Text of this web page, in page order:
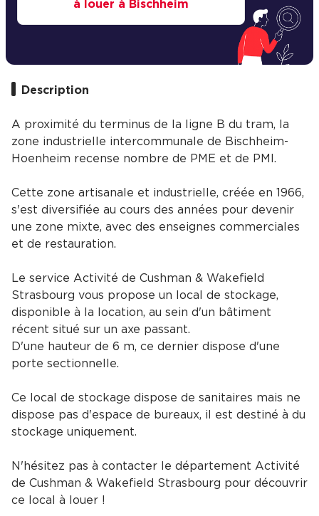
à louer à Bischheim
Description
A proximité du terminus de la ligne B du tram, la
zone industrielle intercommunale de Bischheim-
Hoenheim recense nombre de PME et de PMI.
Cette zone artisanale et industrielle, créée en 1966,
s'est diversifiée au cours des années pour devenir
une zone mixte, avec des enseignes commerciales
et de restauration.
Le service Activité de Cushman & Wakefield
Strasbourg vous propose un local de stockage,
disponible à la location, au sein d'un bâtiment
récent situé sur un axe passant.
D'une hauteur de 6 m, ce dernier dispose d'une
porte sectionnelle.
Ce local de stockage dispose de sanitaires mais ne
dispose pas d'espace de bureaux, il est destiné à du
stockage uniquement.
N'hésitez pas à contacter le département Activité
de Cushman & Wakefield Strasbourg pour découvrir
ce local à louer !